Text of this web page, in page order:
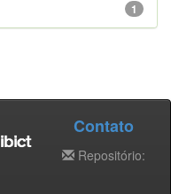
1
Contato
Repositório: